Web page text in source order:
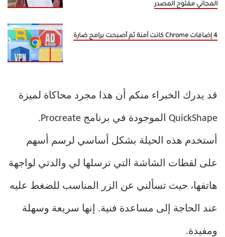
المجاني مفتوح المصدر
4 إضافات Chrome كانت آمنة ثم أصبحت برامج ضارة
قد يدرك الخبراء منكم أن هذا مجرد محاكاة لميزة
QuickShape الموجودة في برنامج Procreate.
أستخدم هذه الحيلة بشكل أساسي لرسم أسهم
على لقطات الشاشة التي ترسلها لي والدتي لواجهة
هاتفها، حيث تسألني عن الزر المناسب للضغط عليه
عند الحاجة إلى مساعدة فنية. إنها سريعة وسهلة
ومفيدة.